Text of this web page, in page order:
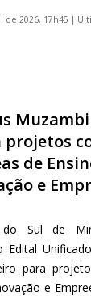
de 2026, 17h45 |
de
e
Sul de
Edital
para
e